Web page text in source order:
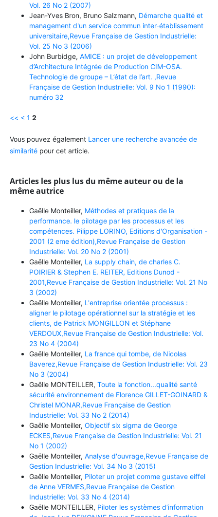
Vol. 26 No 2 (2007)
Jean-Yves Bron, Bruno Salzmann, Démarche qualité et
management d'un service commun inter-établissement
universitaire,Revue Française de Gestion Industrielle:
Vol. 25 No 3 (2006)
John Burbidge, AMICE : un projet de développement
d’Architecture Intégrée de Production CIM-OSA.
Technologie de groupe – L’état de l’art. ,Revue
Française de Gestion Industrielle: Vol. 9 No 1 (1990):
numéro 32
<< < 1 2
Vous pouvez également Lancer une recherche avancée de
similaritépour cet article.
Articles les plus lus du même auteur ou de la
même autrice
Gaëlle Monteiller, Méthodes et pratiques de la
performance. le pilotage par les processus et les
compétences. Pilippe LORINO, Editions d'Organisation -
2001 (2 eme édition),Revue Française de Gestion
Industrielle: Vol. 20 No 2 (2001)
Gaëlle Monteiller, La supply chain, de charles C.
POIRIER & Stephen E. REITER, Editions Dunod -
2001,Revue Française de Gestion Industrielle: Vol. 21 No
3 (2002)
Gaëlle Monteiller, L'entreprise orientée processus :
aligner le pilotage opérationnel sur la stratégie et les
clients, de Patrick MONGILLON et Stéphane
VERDOUX,Revue Française de Gestion Industrielle: Vol.
23 No 4 (2004)
Gaëlle Monteiller, La france qui tombe, de Nicolas
Baverez,Revue Française de Gestion Industrielle: Vol. 23
No 3 (2004)
Gaëlle MONTEILLER, Toute la fonction...qualité santé
sécurité environnement de Florence GILLET-GOINARD &
Christel MONAR,Revue Française de Gestion
Industrielle: Vol. 33 No 2 (2014)
Gaëlle Monteiller, Objectif six sigma de George
ECKES,Revue Française de Gestion Industrielle: Vol. 21
No 1 (2002)
Gaëlle Monteiller, Analyse d'ouvrage,Revue Française de
Gestion Industrielle: Vol. 34 No 3 (2015)
Gaêlle Monteiller, Piloter un projet comme gustave eiffel
de Anne VERMES,Revue Française de Gestion
Industrielle: Vol. 33 No 4 (2014)
Gaëlle MONTEILLER, Piloter les systèmes d’information